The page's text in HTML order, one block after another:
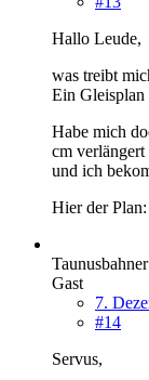
Hallo Leude,
was treibt
Ein Gleisplan
Habe mich
cm verlängert
und ich
Hier der Plan:
Taunusbahner
Gast
7.
#14
Servus,